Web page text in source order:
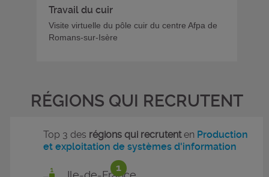
Travail du cuir
Visite virtuelle du pôle cuir du centre Afpa de
Romans-sur-Isère
RÉGIONS QUI RECRUTENT
1
Top 3 des régions qui recrutenten Production
et exploitation de systèmes d'information